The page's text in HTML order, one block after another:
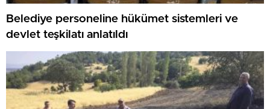
Belediye personeline hükümet sistemleri ve
devlet teşkilatı anlatıldı